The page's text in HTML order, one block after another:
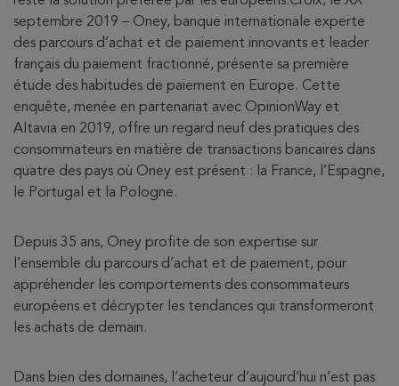
septembre 2019 – Oney, banque internationale experte
des parcours d’achat et de paiement innovants et leader
français du paiement fractionné, présente sa première
étude des habitudes de paiement en Europe. Cette
enquête, menée en partenariat avec OpinionWay et
Altavia en 2019, offre un regard neuf des pratiques des
consommateurs en matière de transactions bancaires dans
quatre des pays où Oney est présent : la France, l’Espagne,
le Portugal et la Pologne.
Depuis 35 ans, Oney profite de son expertise sur
l’ensemble du parcours d’achat et de paiement, pour
appréhender les comportements des consommateurs
européens et décrypter les tendances qui transformeront
les achats de demain.
Dans bien des domaines, l’acheteur d’aujourd’hui n’est pas